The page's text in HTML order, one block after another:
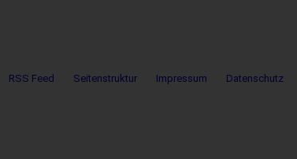
RSS Feed Seitenstruktur Impressum Datenschutz